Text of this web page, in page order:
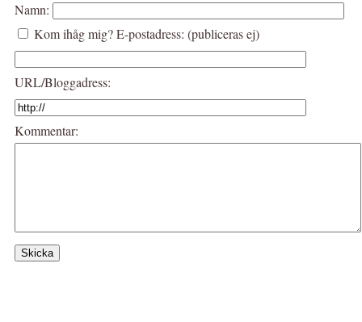
Namn:
Kom ihåg mig?E-postadress: (publiceras ej)
URL/Bloggadress:
Kommentar: